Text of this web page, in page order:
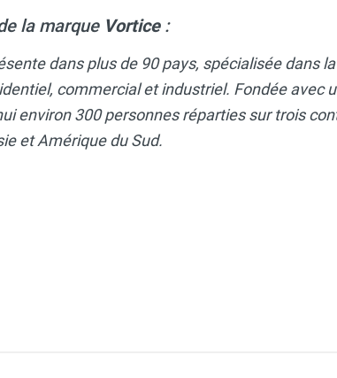
la marque Vortice:
dans plus de 90 pays, spécialisée dans
commercial et industriel. Fondée avec
environ 300 personnes réparties sur trois
et Amérique du Sud.